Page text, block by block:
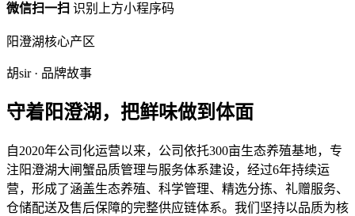
微信扫一扫 识别上方小程序码
阳澄湖核心产区
胡sir · 品牌故事
守着阳澄湖，把鲜味做到体面
自2020年公司化运营以来，公司依托300亩生态养殖基地，专
注阳澄湖大闸蟹品质管理与服务体系建设，经过6年持续运
营，形成了涵盖生态养殖、科学管理、精选分拣、礼赠服务、
仓储配送及售后保障的完整供应链体系。我们坚持以品质为核